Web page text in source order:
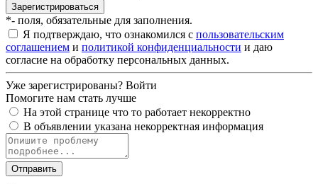
Зарегистрироваться
*- поля, обязательные для заполнения.
Я подтверждаю, что ознакомился с пользовательским
соглашением и политикой конфиденциальности и даю
согласие на обработку персональных данных.
Уже зарегистрированы? Войти
Помогите нам стать лучше
На этой странице что то работает некорректно
В объявлении указана некорректная информация
Отправить